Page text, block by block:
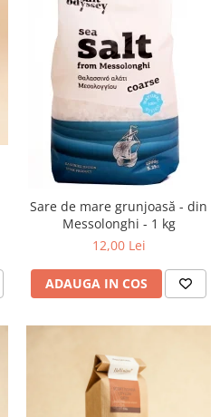
Sare de mare grunjoasă - din
Messolonghi - 1 kg
12,00 Lei
ADAUGA IN COS